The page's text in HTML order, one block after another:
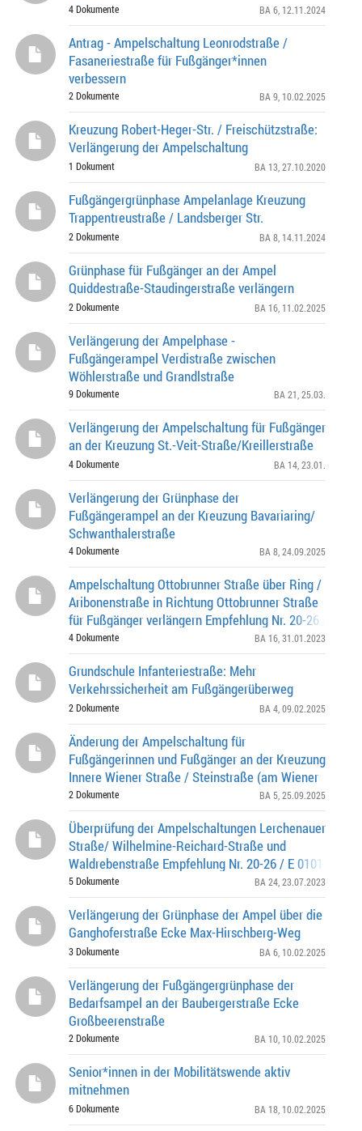
4 Dokumente BA 6 , 12.11.2024
Antrag - Ampelschaltung Leonrodstraße /
Fasaneriestraße für Fußgänger*innen
verbessern
2 Dokumente BA 9 , 10.02.2025
Kreuzung Robert-Heger-Str. / Freischützstraße:
Verlängerung der Ampelschaltung
1 Dokument BA 13 , 27.10.2020
Fußgängergrünphase Ampelanlage Kreuzung
Trappentreustraße / Landsberger Str.
2 Dokumente BA 8 , 14.11.2024
Grünphase für Fußgänger an der Ampel
Quiddestraße-Staudingerstraße verlängern
2 Dokumente BA 16 , 11.02.2025
Verlängerung der Ampelphase -
Fußgängerampel Verdistraße zwischen
Wöhlerstraße und Grandlstraße
9 Dokumente BA 21 , 25.03.
Verlängerung der Ampelschaltung für Fußgänger
an der Kreuzung St.-Veit-Straße/Kreillerstraße
4 Dokumente BA 14 , 23.01.
Verlängerung der Grünphase der
Fußgängerampel an der Kreuzung Bavariaring/
Schwanthalerstraße
4 Dokumente BA 8 , 24.09.2025
Ampelschaltung Ottobrunner Straße über Ring /
Aribonenstraße in Richtung Ottobrunner Straße
für Fußgänger verlängern Empfehlung Nr. 20-26 / E
Bürgerversammlung des Stadtbezirkes Nr. 16
4 Dokumente BA 16 , 31.01.2023
Grundschule Infanteriestraße: Mehr
Verkehrssicherheit am Fußgängerüberweg
2 Dokumente BA 4 , 09.02.2025
Änderung der Ampelschaltung für
Fußgängerinnen und Fußgänger an der Kreuzung
Innere Wiener Straße / Steinstraße (am Wiener
Platz)
2 Dokumente BA 5 , 25.09.2025
Überprüfung der Ampelschaltungen Lerchenauer
Straße/ Wilhelmine-Reichard-Straße und
Waldrebenstraße Empfehlung Nr. 20-26 / E 01015 der
Bürgerversammlung des Stadtbezirkes 24 -
5 Dokumente BA 24 , 23.07.2023
Verlängerung der Grünphase der Ampel über die
Ganghoferstraße Ecke Max-Hirschberg-Weg
3 Dokumente BA 6 , 10.02.2025
Verlängerung der Fußgängergrünphase der
Bedarfsampel an der Baubergerstraße Ecke
Großbeerenstraße
2 Dokumente BA 10 , 10.02.2025
Senior*innen in der Mobilitätswende aktiv
mitnehmen
6 Dokumente BA 18 , 10.02.2025